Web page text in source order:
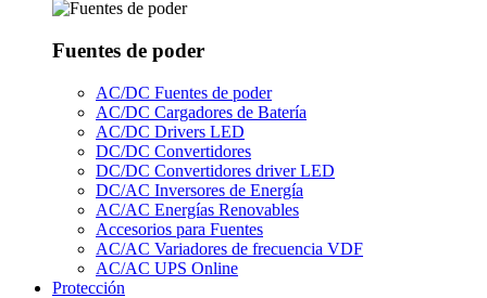
Fuentes de poder
AC/DC Fuentes de poder
AC/DC Cargadores de Batería
AC/DC Drivers LED
DC/DC Convertidores
DC/DC Convertidores driver LED
DC/AC Inversores de Energía
AC/AC Energías Renovables
Accesorios para Fuentes
AC/AC Variadores de frecuencia VDF
AC/AC UPS Online
Protección